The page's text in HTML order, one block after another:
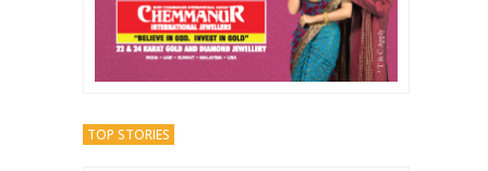
TOP STORIES